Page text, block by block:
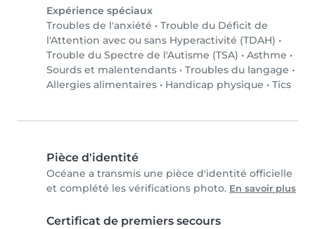
Expérience spéciaux
Troubles de l'anxiété • Trouble du Déficit de
l'Attention avec ou sans Hyperactivité (TDAH) •
Trouble du Spectre de l'Autisme (TSA) • Asthme •
Sourds et malentendants • Troubles du langage •
Allergies alimentaires • Handicap physique • Tics
Pièce d'identité
Océane a transmis une pièce d'identité officielle
et complété les vérifications photo. En savoir plus
Certificat de premiers secours